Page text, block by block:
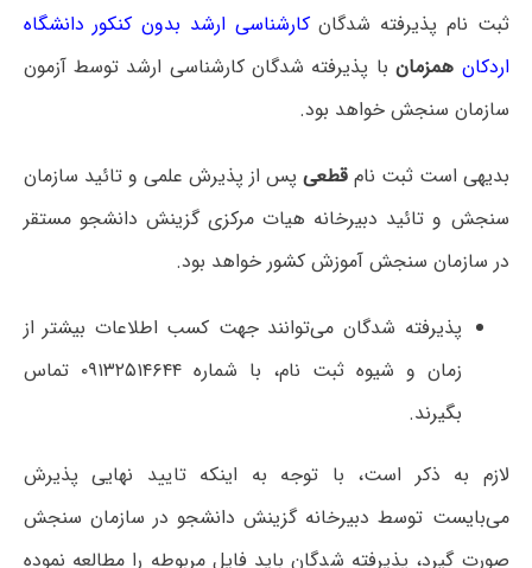
ثبت نام پذیرفته شدگانکارشناسی ارشد بدون کنکور دانشگاه
اردکان همزمانبا پذیرفته شدگان کارشناسی ارشد توسط آزمون
سازمان سنجش خواهد بود.
بدیهی است ثبت نامقطعی پس از پذیرش علمی و تائید سازمان
سنجش و تائید دبیرخانه هیات مرکزی گزینش دانشجو مستقر
در سازمان سنجش آموزش کشور خواهد بود.
پذیرفته شدگان می‌توانند جهت کسب اطلاعات بیشتر از
زمان و شیوه ثبت نام، با شماره ۰۹۱۳۲۵۱۴۶۴۴ تماس
بگیرند.
لازم به ذکر است، با توجه به اینکه تایید نهایی پذیرش
می‌بایست توسط دبیرخانه گزینش دانشجو در سازمان سنجش
صورت گیرد، پذیرفته شدگان باید فایل مربوطه را مطالعه نموده